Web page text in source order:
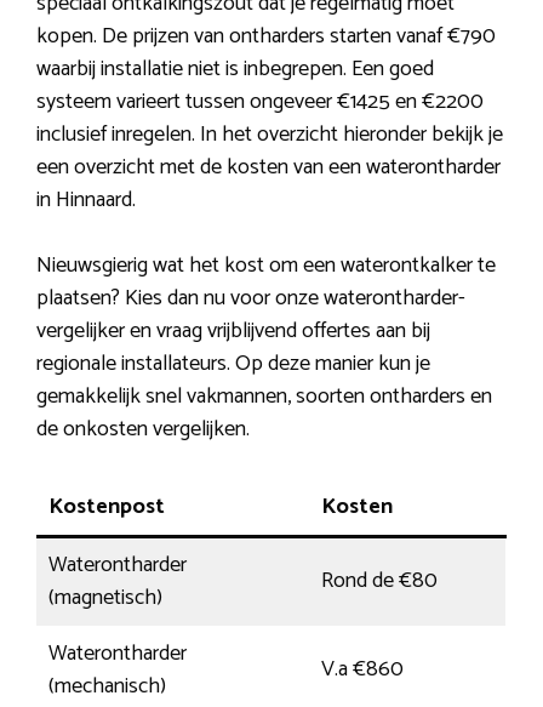
kopen. De prijzen van ontharders starten vanaf €790
waarbij installatie niet is inbegrepen. Een goed
systeem varieert tussen ongeveer €1425 en €2200
inclusief inregelen. In het overzicht hieronder bekijk je
een overzicht met de kosten van een waterontharder
in Hinnaard.
Nieuwsgierig wat het kost om een waterontkalker te
plaatsen? Kies dan nu voor onze waterontharder-
vergelijker en vraag vrijblijvend offertes aan bij
regionale installateurs. Op deze manier kun je
gemakkelijk snel vakmannen, soorten ontharders en
de onkosten vergelijken.
Kostenpost
Kosten
Waterontharder
(magnetisch)
Rond de €80
Waterontharder
(mechanisch)
V.a €860